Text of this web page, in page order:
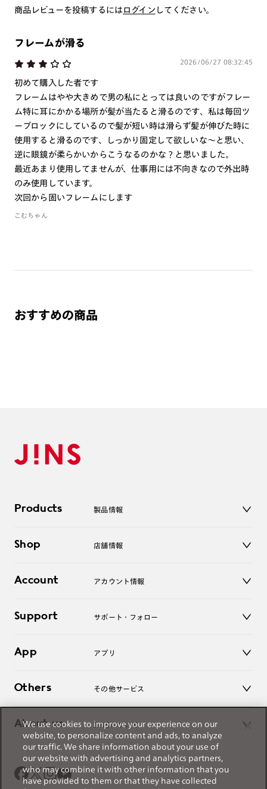
持参ください。なお、特注レンズの為、後日お渡しとなり
ご注文の手順は以下をご参照ください。
1. カート画面内「レンズ選択へ」ボタンより「度つきレン
ズまたは店舗でレンズ作成」を選択
2. 遠近レンズより「遠近両用」を選択のうえ、購入手続き
画面へ
3. 「度数がわからない方・店舗でレンズ作成」を選択
※オプションレンズと組み合わせた遠近両用（累進）レンズはオンラインシ
ョップでご注文できません。
※フレームの天地幅は30mm以上推奨です。その他注意事項はレンズガイド
をご参照ください。
商品レビューを投稿するにはログイン してください。
フレームが滑る
2026/06/27 08:32:45
初めて購入した者です
フレームはやや大きめで男の私にとっては良いのですがフレー
ム特に耳にかかる場所が髪が当たると滑るのです、私は毎回ツ
ーブロックにしているので髪が短い時は滑らず髪が伸びた時に
使用すると滑るのです、しっかり固定して欲しいな～と思い、
逆に眼鏡が柔らかいからこうなるのかな？と思いました。
最近あまり使用してませんが、仕事用には不向きなので外出時
のみ使用しています。
次回から固いフレームにします
こむちゃん
おすすめの商品
Products 製品情報
サングラス
コンタクトレンズ
アクセサリー
Shop 店舗情報
オンラインショップ
Account アカウント情報
ログアウト
Support サポート・フォロー
よくあるご質問
お問い合わせ
App アプリ
Others その他サービス
レンズ交換
オンラインギフト
価格案内
About us JINSについて
Magnify Life
会社概要
採用情報
We use cookies to improve your experience on our
website, to personalize content and ads, to analyze
our traffic. We share information about your use of
our website with advertising and analytics partners,
who may combine it with other information that you
have provided to them or that they have collected